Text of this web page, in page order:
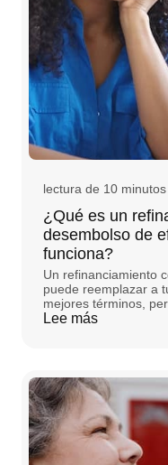
lectura de 10 minutos
¿Qué es un
desembolso de
funciona?
Un refinanciamiento
puede reemplazar a
mejores términos,
Lee más